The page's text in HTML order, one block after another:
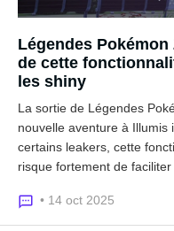
Légendes
de cette
les shiny
La sortie de Légendes
nouvelle aventure à Illumis
certains leakers, cette
risque fortement de
• 14 oct 2025